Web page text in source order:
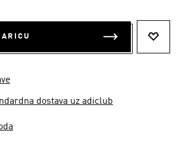
dostava uz adiclub